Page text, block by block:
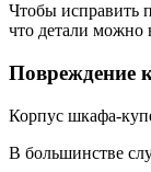
Чтобы исправить
что детали можно
Повреждение
Корпус шкафа-
В большинстве